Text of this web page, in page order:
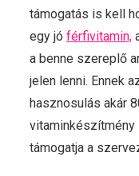
támogatás is kell
egy jó férfivitamin,
a benne szereplő
jelen lenni. Ennek
hasznosulás akár
vitaminkészítmény
támogatja a